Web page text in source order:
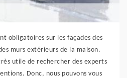
obligatoires sur les façades des
murs extérieurs de la maison.
utile de rechercher des experts
Donc, nous pouvons vous